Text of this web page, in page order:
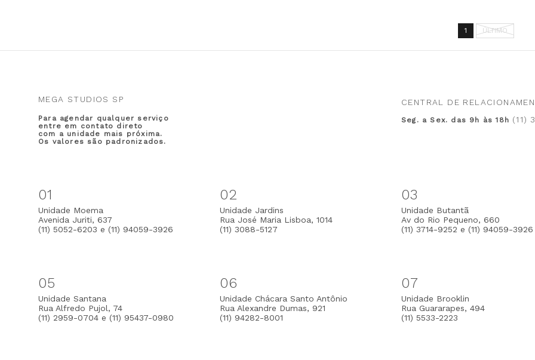
1 ÚLTIMO
MEGA STUDIOS SP CENTRAL DE
Para agendar qualquer serviço
entre em contato direto
com a unidade mais próxima.
Os valores são padronizados.
Seg. a Sex. das 9h às 18h (11)
01
Unidade Moema
Avenida Juriti, 637
(11) 5052-6203 e (11) 94059-3926
02
Unidade Jardins
Rua José Maria Lisboa, 1014
(11) 3088-5127
03
Unidade Butantã
Av do Rio Pequeno, 660
(11) 3714-9252 e (11) 94059-3926
05
Unidade Santana
Rua Alfredo Pujol, 74
(11) 2959-0704 e (11) 95437-0980
06
Unidade Chácara Santo Antônio
Rua Alexandre Dumas, 921
(11) 94282-8001
07
Unidade Brooklin
Rua Guararapes, 494
(11) 5533-2223